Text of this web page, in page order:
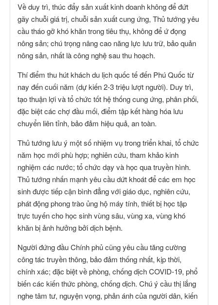
Về duy trì, thúc đẩy sản xuất kinh doanh không để đứt
gãy chuỗi giá trị, chuỗi sản xuất cung ứng, Thủ tướng yêu
cầu tháo gỡ khó khăn trong tiêu thụ, không để ứ đọng
nông sản; chú trọng nâng cao năng lực lưu trữ, bảo quản
nông sản, nhất là công nghệ sau thu hoạch.
Thí điểm thu hút khách du lịch quốc tế đến Phú Quốc từ
nay đến cuối năm (dự kiến 2-3 triệu lượt người). Duy trì,
tạo thuận lợi và tổ chức tốt hệ thống cung ứng, phân phối,
đặc biệt các chợ đầu mối, điểm tập kết hàng hóa lưu
chuyển liên tỉnh, bảo đảm hiệu quả, an toàn.
Thủ tướng lưu ý một số nhiệm vụ trong triển khai, tổ chức
năm học mới phù hợp; nghiên cứu, tham khảo kinh
nghiệm các nước; tổ chức dạy và học qua truyền hình.
Thủ tướng nhấn mạnh yêu cầu dứt khoát để các em học
sinh được tiếp cận bình đẳng với giáo dục, nghiên cứu,
phát động phong trào ủng hộ máy tính, thiết bị học tập
trực tuyến cho học sinh vùng sâu, vùng xa, vùng khó
khăn bị ảnh hưởng bởi dịch bệnh.
Người đứng đầu Chính phủ cũng yêu cầu tăng cường
công tác truyền thông, bảo đảm thống nhất, kịp thời,
chính xác; đặc biệt về phòng, chống dịch COVID-19, phổ
biến các kiến thức phòng, chống dịch. Chú ý cầu thị lắng
nghe tâm tư, nguyện vọng, phản ánh của người dân, kiến